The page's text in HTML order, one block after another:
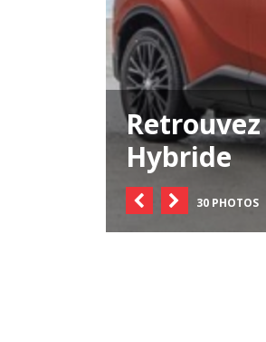
Hybride
30 PHOTOS